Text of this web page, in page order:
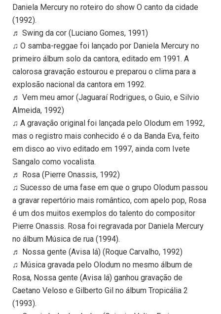
Daniela Mercury no roteiro do show O canto da cidade
(1992).
♬ Swing da cor (Luciano Gomes, 1991)
♫ O samba-reggae foi lançado por Daniela Mercury no
primeiro álbum solo da cantora, editado em 1991. A
calorosa gravação estourou e preparou o clima para a
explosão nacional da cantora em 1992.
♬ Vem meu amor (Jaguaraí Rodrigues, o Guio, e Silvio
Almeida, 1992)
♫ A gravação original foi lançada pelo Olodum em 1992,
mas o registro mais conhecido é o da Banda Eva, feito
em disco ao vivo editado em 1997, ainda com Ivete
Sangalo como vocalista.
♬ Rosa (Pierre Onassis, 1992)
♫ Sucesso de uma fase em que o grupo Olodum passou
a gravar repertório mais romântico, com apelo pop, Rosa
é um dos muitos exemplos do talento do compositor
Pierre Onassis. Rosa foi regravada por Daniela Mercury
no álbum Música de rua (1994).
♬ Nossa gente (Avisa lá) (Roque Carvalho, 1992)
♫ Música gravada pelo Olodum no mesmo álbum de
Rosa, Nossa gente (Avisa lá) ganhou gravação de
Caetano Veloso e Gilberto Gil no álbum Tropicália 2
(1993).